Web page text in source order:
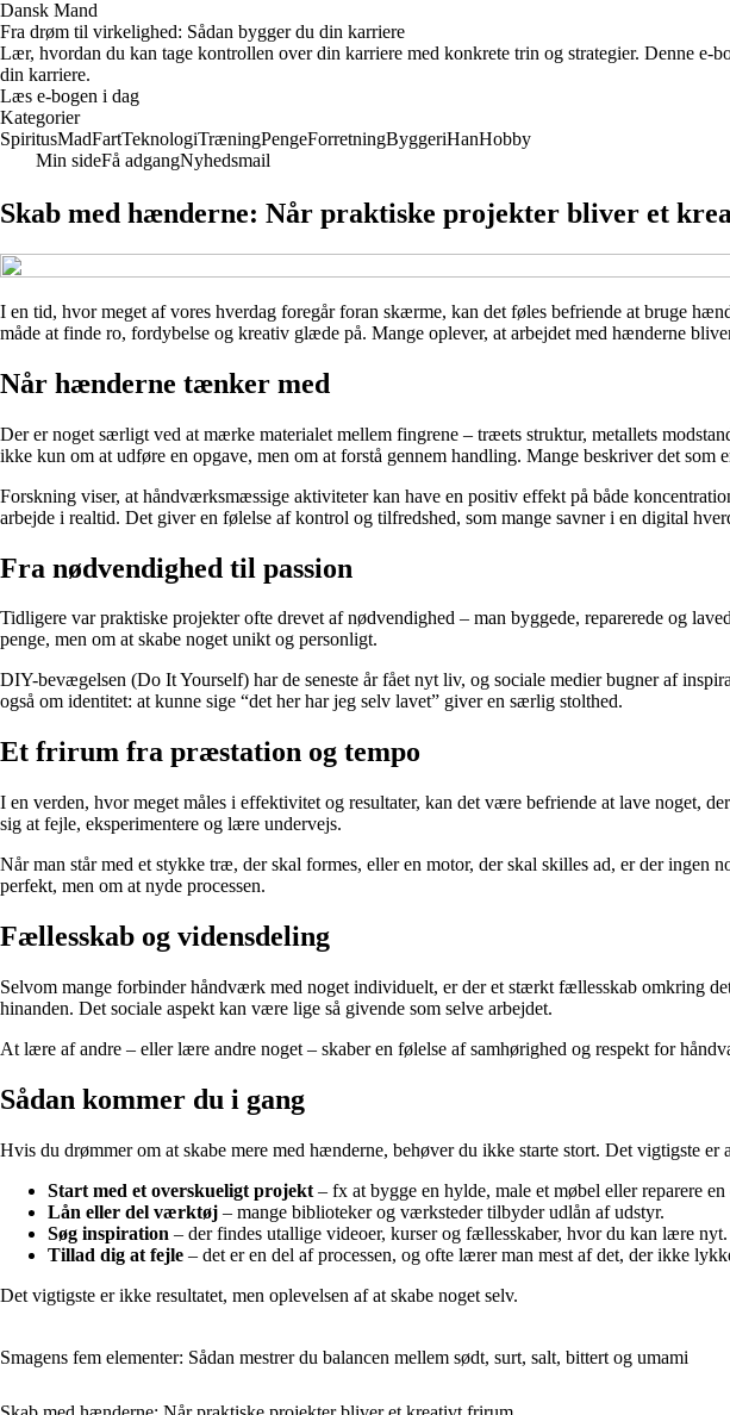
Dansk Mand
Fra drøm til virkelighed: Sådan bygger du din karriere
Lær, hvordan du kan tage kontrollen over din karriere med konkrete trin og strategier. Denne
din karriere.
Læs e-bogen i dag
Kategorier
SpiritusMadFartTeknologiTræningPengeForretningByggeriHanHobby
Min sideFå adgangNyhedsmail
Skab med hænderne: Når praktiske projekter bliver et
I en tid, hvor meget af vores hverdag foregår foran skærme, kan det føles befriende at bruge
måde at finde ro, fordybelse og kreativ glæde på. Mange oplever, at arbejdet med hænderne
Når hænderne tænker med
Der er noget særligt ved at mærke materialet mellem fingrene – træets struktur, metallets
ikke kun om at udføre en opgave, men om at forstå gennem handling. Mange beskriver det
Forskning viser, at håndværksmæssige aktiviteter kan have en positiv effekt på både
arbejde i realtid. Det giver en følelse af kontrol og tilfredshed, som mange savner i en digital
Fra nødvendighed til passion
Tidligere var praktiske projekter ofte drevet af nødvendighed – man byggede, reparerede og
penge, men om at skabe noget unikt og personligt.
DIY-bevægelsen (Do It Yourself) har de seneste år fået nyt liv, og sociale medier bugner af
også om identitet: at kunne sige “det her har jeg selv lavet” giver en særlig stolthed.
Et frirum fra præstation og tempo
I en verden, hvor meget måles i effektivitet og resultater, kan det være befriende at lave noget,
sig at fejle, eksperimentere og lære undervejs.
Når man står med et stykke træ, der skal formes, eller en motor, der skal skilles ad, er der
perfekt, men om at nyde processen.
Fællesskab og vidensdeling
Selvom mange forbinder håndværk med noget individuelt, er der et stærkt fællesskab omkring
hinanden. Det sociale aspekt kan være lige så givende som selve arbejdet.
At lære af andre – eller lære andre noget – skaber en følelse af samhørighed og respekt for
Sådan kommer du i gang
Hvis du drømmer om at skabe mere med hænderne, behøver du ikke starte stort. Det vigtigste
Start med et overskueligt projekt – fx at bygge en hylde, male et møbel eller reparere
Lån eller del værktøj – mange biblioteker og værksteder tilbyder udlån af udstyr.
Søg inspiration – der findes utallige videoer, kurser og fællesskaber, hvor du kan lære nyt.
Tillad dig at fejle – det er en del af processen, og ofte lærer man mest af det, der ikke
Det vigtigste er ikke resultatet, men oplevelsen af at skabe noget selv.
Smagens fem elementer: Sådan mestrer du balancen mellem sødt, surt, salt, bittert og umami